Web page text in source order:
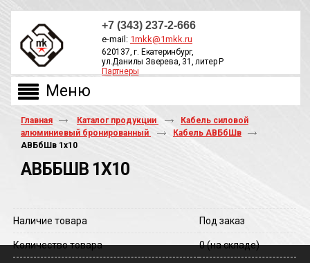
+7 (343) 237-2-666
e-mail: 1mkk@1mkk.ru
620137, г. Екатеринбург,
ул.Данилы Зверева, 31, литер Р
Партнеры
Главная Каталог продукции
Кабель силовой
алюминиевый бронированный
Кабель АВБбШв
АВБбШв 1х10
АВББШВ 1Х10
Наличие товара Под заказ
Количество товара 0(на складе)